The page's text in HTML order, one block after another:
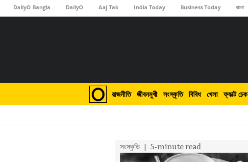
DailyO Bangla DailyO Aaj Tak India Today Business Today বাংলা
রাজনীতি জীবনমুখী সংস্কৃতি বিবিধ খেলা ফ্যাক্ট চেক
সংস্কৃতি | 5-minute read